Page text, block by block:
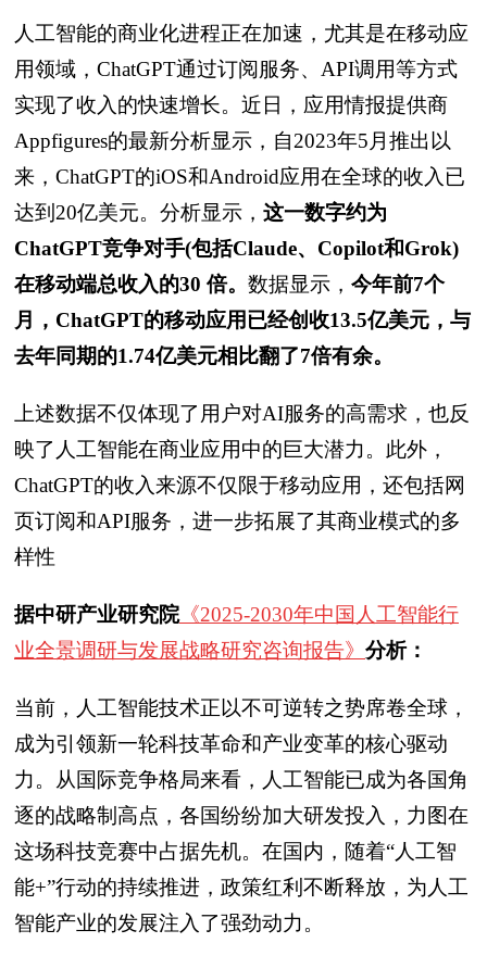
人工智能的商业化进程正在加速，尤其是在移动应
用领域，ChatGPT通过订阅服务、API调用等方式
实现了收入的快速增长。近日，应用情报提供商
Appfigures的最新分析显示，自2023年5月推出以
来，ChatGPT的iOS和Android应用在全球的收入已
达到20亿美元。分析显示， 这一数字约为
ChatGPT竞争对手(包括Claude、Copilot和Grok)
在移动端总收入的30 倍。 数据显示， 今年前7个
月，ChatGPT的移动应用已经创收13.5亿美元，与
去年同期的1.74亿美元相比翻了7倍有余。
上述数据不仅体现了用户对AI服务的高需求，也反
映了人工智能在商业应用中的巨大潜力。此外，
ChatGPT的收入来源不仅限于移动应用，还包括网
页订阅和API服务，进一步拓展了其商业模式的多
样性
据中研产业研究院《2025-2030年中国人工智能行
业全景调研与发展战略研究咨询报告》 分析：
当前，人工智能技术正以不可逆转之势席卷全球，
成为引领新一轮科技革命和产业变革的核心驱动
力。从国际竞争格局来看，人工智能已成为各国角
逐的战略制高点，各国纷纷加大研发投入，力图在
这场科技竞赛中占据先机。在国内，随着“人工智
能+”行动的持续推进，政策红利不断释放，为人工
智能产业的发展注入了强劲动力。